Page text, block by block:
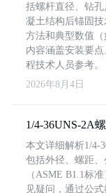
括螺杆直径、钻
凝土结构后锚固技
方法和典型数值（
内容涵盖安装要
程技术人员参考。
2026年8月4日
1/4-36UNS-2A
本文详细解析1/4-
包括外径、螺距
（ASME B1.1标
见疑问，通过公